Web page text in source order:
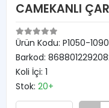
CAMEKANLI
Ürün Kodu: P1050-1090
Barkod:
Koli İçi: 1
Stok: 20+